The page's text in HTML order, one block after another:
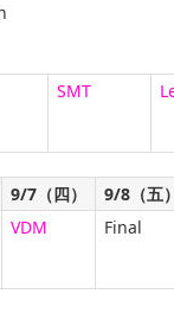
SMT
9/7（四）
9/8（五
VDM Final